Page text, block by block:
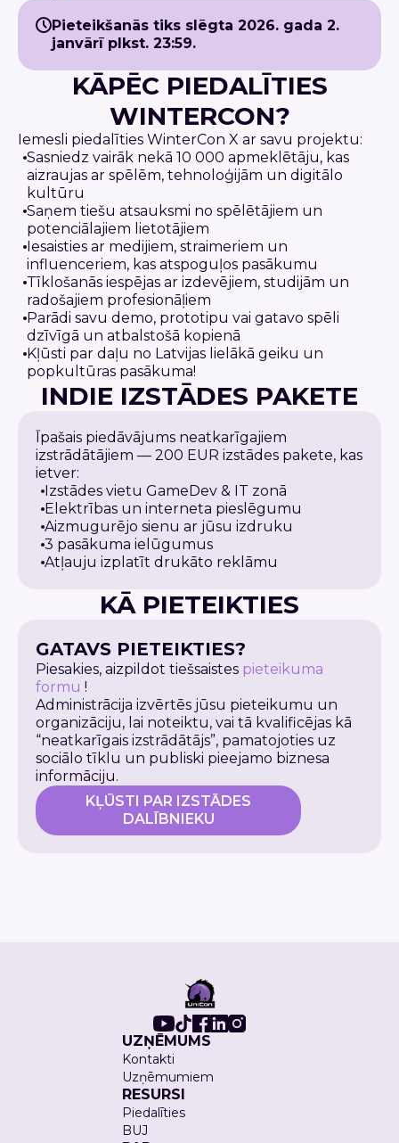
Pieteikšanās tiks slēgta 2026. gada 2.
janvārī plkst. 23:59.
KĀPĒC PIEDALĪTIES
WINTERCON?
Iemesli piedalīties WinterCon X ar savu projektu:
Sasniedz vairāk nekā 10 000 apmeklētāju, kas
aizraujas ar spēlēm, tehnoloģijām un digitālo
kultūru
Saņem tiešu atsauksmi no spēlētājiem un
potenciālajiem lietotājiem
Iesaisties ar medijiem, straimeriem un
influenceriem, kas atspoguļos pasākumu
Tīklošanās iespējas ar izdevējiem, studijām un
radošajiem profesionāļiem
Parādi savu demo, prototipu vai gatavo spēli
dzīvīgā un atbalstošā kopienā
Kļūsti par daļu no Latvijas lielākā geiku un
popkultūras pasākuma!
INDIE IZSTĀDES PAKETE
Īpašais piedāvājums neatkarīgajiem
izstrādātājiem — 200 EUR izstādes pakete, kas
ietver:
Izstādes vietu GameDev & IT zonā
Elektrības un interneta pieslēgumu
Aizmugurējo sienu ar jūsu izdruku
3 pasākuma ielūgumus
Atļauju izplatīt drukāto reklāmu
KĀ PIETEIKTIES
GATAVS PIETEIKTIES?
Piesakies, aizpildot tiešsaistes pieteikuma
formu !
Administrācija izvērtēs jūsu pieteikumu un
organizāciju, lai noteiktu, vai tā kvalificējas kā
“neatkarīgais izstrādātājs”, pamatojoties uz
sociālo tīklu un publiski pieejamo biznesa
informāciju.
KĻŪSTI PAR IZSTĀDES
DALĪBNIEKU
UZŅĒMUMS
Kontakti
Uzņēmumiem
RESURSI
Piedalīties
BUJ